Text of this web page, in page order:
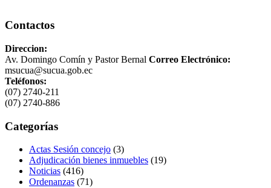
Contactos
Direccion:
Av. Domingo Comín y Pastor Bernal Correo Electrónico:
msucua@sucua.gob.ec
Teléfonos:
(07) 2740-211
(07) 2740-886
Categorías
Actas Sesión concejo (3)
Adjudicación bienes inmuebles (19)
Noticias (416)
Ordenanzas (71)